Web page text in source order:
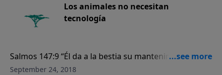
Los animales no necesitan
tecnología
Salmos 147:9 “Él da a la bestia su mantenimiento y a
los hijos de los cuervos que claman”.
September 24, 2018